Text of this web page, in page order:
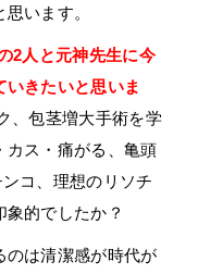
います。
2人と元神先生に今
いきたいと思いま
、包茎増大手術を学
カス・痛がる、亀頭
コ、理想のリソチ
的でしたか？
のは清潔感が時代が